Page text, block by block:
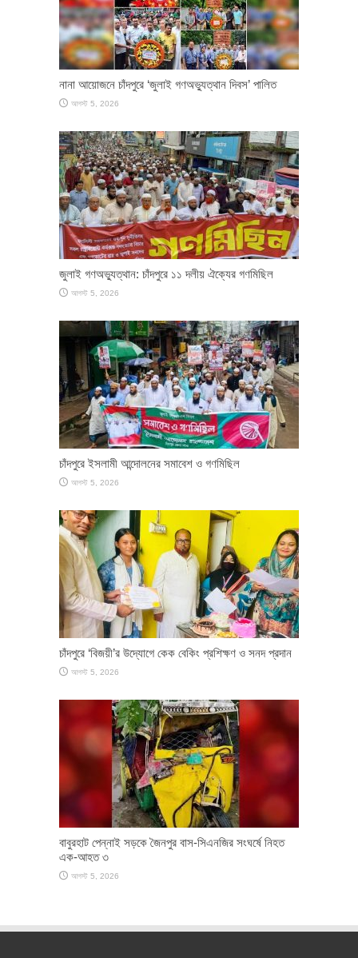
নানা আয়োজনে চাঁদপুরে ‘জুলাই গণঅভ্যুত্থান দিবস’ পালিত
আগস্ট 5, 2026
জুলাই গণঅভ্যুত্থান: চাঁদপুরে ১১ দলীয় ঐক্যের গণমিছিল
আগস্ট 5, 2026
চাঁদপুরে ইসলামী আন্দোলনের সমাবেশ ও গণমিছিল
আগস্ট 5, 2026
চাঁদপুরে ‘বিজয়ী’র উদ্যোগে কেক বেকিং প্রশিক্ষণ ও সনদ প্রদান
আগস্ট 5, 2026
বাবুরহাট পেন্নাই সড়কে জৈনপুর বাস-সিএনজির সংঘর্ষে নিহত
এক-আহত ৩
আগস্ট 5, 2026